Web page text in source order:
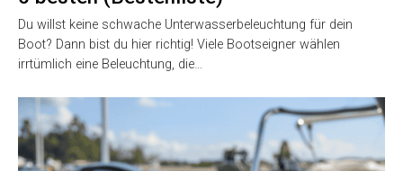
Du willst keine schwache Unterwasserbeleuchtung für dein
Boot? Dann bist du hier richtig! Viele Bootseigner wählen
irrtümlich eine Beleuchtung, die…